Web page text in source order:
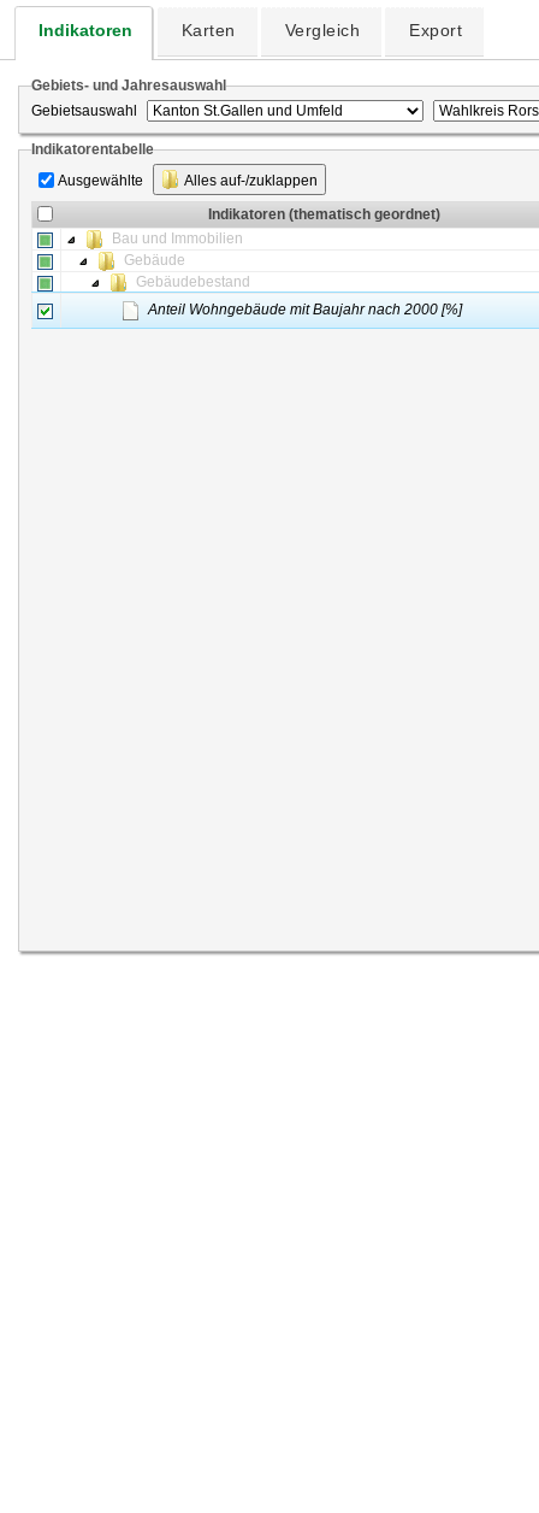
Indikatoren Karten Vergleich Export
Gebiets- und Jahresauswahl
Gebietsauswahl
Indikatorentabelle
Ausgewählte
Alles auf-/zuklappen
Indikatoren (thematisch geordnet)
Bau und Immobilien
Gebäude
Gebäudebestand
Anteil Wohngebäude mit Baujahr nach 2000 [%]